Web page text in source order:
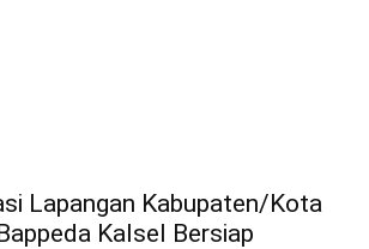
Lapangan Kabupaten/Kota
Kalsel Bersiap